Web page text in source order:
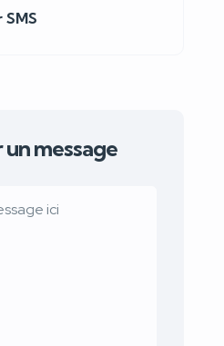
SMS
message